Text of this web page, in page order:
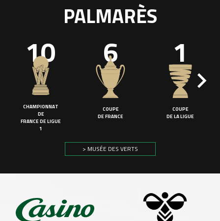
PALMARÈS
10
CHAMPIONNAT
DE
FRANCE DE LIGUE
1
6
COUPE
DE FRANCE
1
COUPE
DE LA LIGUE
> MUSÉE DES VERTS